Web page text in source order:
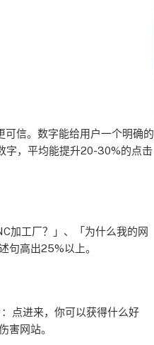
信。数字能给用户一个明确的
字，平均能提升20-30%的点击
加工厂？」、「为什么我的网
句高出25%以上。
点进来，你可以获得什么好
害网站。